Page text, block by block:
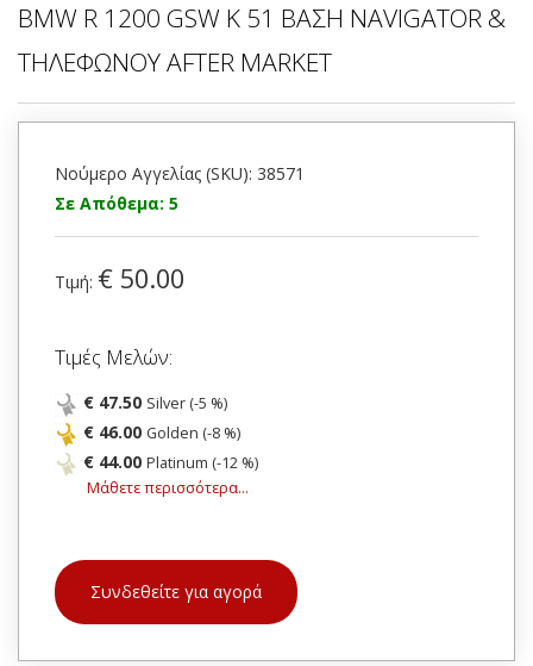
BMW R 1200 GSW K 51 ΒΑΣΗ NAVIGATOR &
ΤΗΛΕΦΩΝΟΥ AFTER MARKET
Νούμερο Αγγελίας (SKU): 38571
Σε Απόθεμα: 5
Τιμή: € 50.00
Τιμές Μελών:
€ 47.50 Silver (-5 %)
€ 46.00 Golden (-8 %)
€ 44.00 Platinum (-12 %)
Μάθετε περισσότερα...
Συνδεθείτε για αγορά